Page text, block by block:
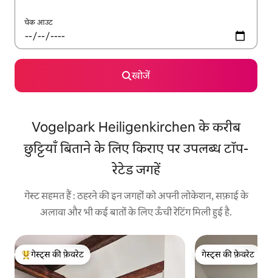
चेक आउट
खोजें
Vogelpark Heiligenkirchen के करीब
छुट्टियाँ बिताने के लिए किराए पर उपलब्ध टॉप-
रेटेड जगहें
गेस्ट सहमत हैं : ठहरने की इन जगहों को अपनी लोकेशन, सफ़ाई के
अलावा और भी कई बातों के लिए ऊँची रेटिंग मिली हुई है.
गेस्ट्स का टॉप फ़ेवरेट
गेस्ट्स की फ़ेवरेट
गेस्ट्स की फ़ेवरेट
गेस्ट्स की फ़ेवरेट